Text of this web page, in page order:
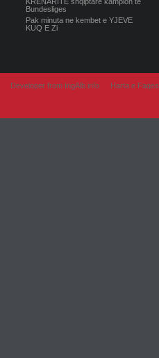
Bundesliges
Pak minuta ne kembet e YJEVE
KUQ E Zi
Developer from IngAlb.info Harta e Faqes